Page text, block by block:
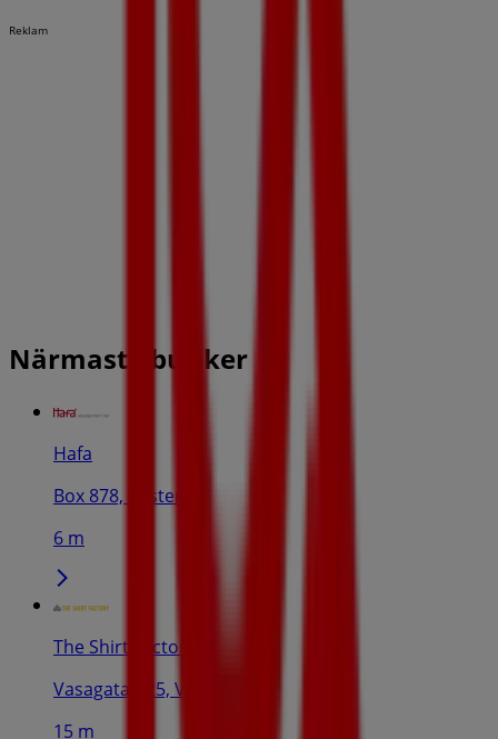
Reklam
Närmaste butiker
Hafa
Box 878, Västerås
6 m
The Shirt Factory
Vasagatan 25, Västerås
15 m